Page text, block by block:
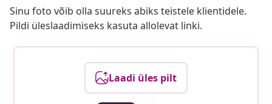
Sinu foto võib olla suureks abiks teistele klientidele.
Pildi üleslaadimiseks kasuta allolevat linki.
Laadi üles pilt